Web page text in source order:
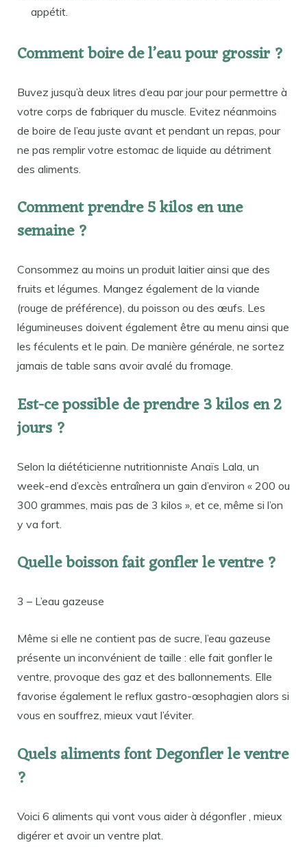
appétit.
Comment boire de l’eau pour grossir ?
Buvez jusqu’à deux litres d’eau par jour pour permettre à
votre corps de fabriquer du muscle. Evitez néanmoins
de boire de l’eau juste avant et pendant un repas, pour
ne pas remplir votre estomac de liquide au détriment
des aliments.
Comment prendre 5 kilos en une
semaine ?
Consommez au moins un produit laitier ainsi que des
fruits et légumes. Mangez également de la viande
(rouge de préférence), du poisson ou des œufs. Les
légumineuses doivent également être au menu ainsi que
les féculents et le pain. De manière générale, ne sortez
jamais de table sans avoir avalé du fromage.
Est-ce possible de prendre 3 kilos en 2
jours ?
Selon la diététicienne nutritionniste Anaïs Lala, un
week-end d’excès entraînera un gain d’environ « 200 ou
300 grammes, mais pas de 3 kilos », et ce, même si l’on
y va fort.
Quelle boisson fait gonfler le ventre ?
3 – L’eau gazeuse
Même si elle ne contient pas de sucre, l’eau gazeuse
présente un inconvénient de taille : elle fait gonfler le
ventre, provoque des gaz et des ballonnements. Elle
favorise également le reflux gastro-œsophagien alors si
vous en souffrez, mieux vaut l’éviter.
Quels aliments font Degonfler le ventre
?
Voici 6 aliments qui vont vous aider à dégonfler , mieux
digérer et avoir un ventre plat.